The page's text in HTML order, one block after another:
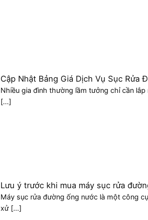
Cập Nhật Bảng Giá Dịch Vụ Sục Rửa
Sinh Hoạt 2026 Mới Nhất Từ Nhuận
Nhiều gia đình thường lầm tưởng chỉ cần
[...]
Lưu ý trước khi mua máy sục rửa
Máy sục rửa đường ống nước là một công
xử [...]